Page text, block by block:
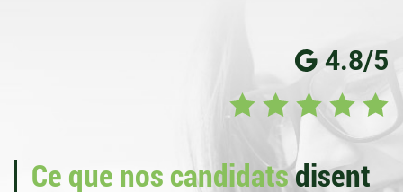
4.8/5
Ce que nos candidatsdisent